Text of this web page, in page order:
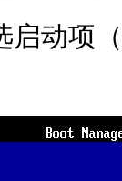
启动项